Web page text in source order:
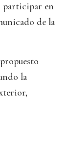
participar en
de la
la